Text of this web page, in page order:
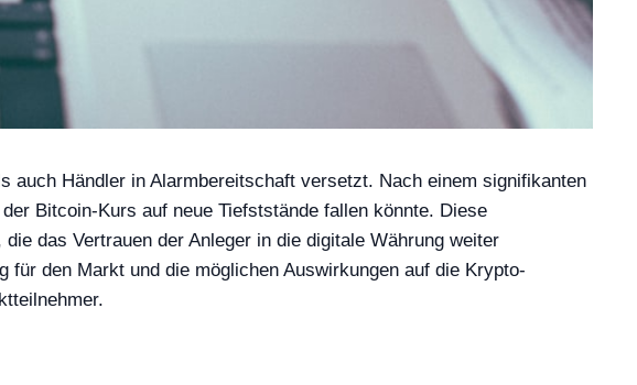
Händler in Alarmbereitschaft versetzt. Nach einem signifikanten
Bitcoin-Kurs auf neue Tiefststände fallen könnte. Diese
das Vertrauen der Anleger in die digitale Währung weiter
den Markt und die möglichen Auswirkungen auf die Krypto-